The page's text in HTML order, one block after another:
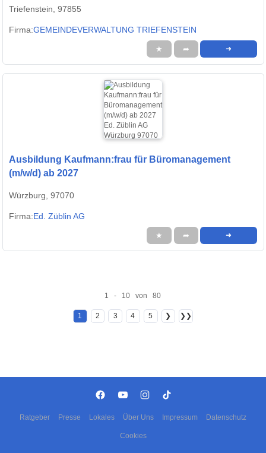
Triefenstein, 97855
Firma:GEMEINDEVERWALTUNG TRIEFENSTEIN
★ ➦ ➜
Ausbildung Kaufmann:frau für Büromanagement
(m/w/d) ab 2027
Würzburg, 97070
Firma:Ed. Züblin AG
★ ➦ ➜
1 - 10 von 80
1 2 3 4 5 ❯ ❯❯
Ratgeber Presse Lokales Über Uns Impressum Datenschutz
Cookies